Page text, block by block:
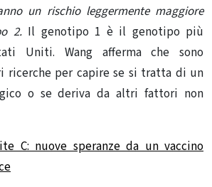
un rischio leggermente maggiore
2.Il genotipo 1 è il genotipo più
Uniti. Wang afferma che sono
ricerche per capire se si tratta di un
o se deriva da altri fattori non
C: nuove speranze da un vaccino